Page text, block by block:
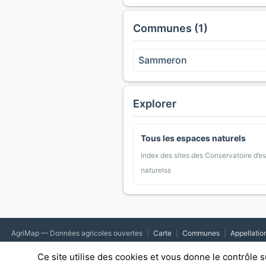
Communes (1)
Sammeron
Explorer
Tous les espaces naturels
Index des sites des Conservatoire
naturelss
AgriMap — Données agricoles ouvertes Carte Communes
Ce site utilise des cookies et vous donne le contrôle